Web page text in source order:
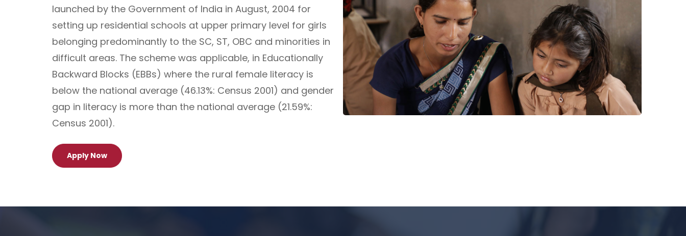
launched by the Government of India in August, 2004 for
setting up residential schools at upper primary level for girls
belonging predominantly to the SC, ST, OBC and minorities in
difficult areas. The scheme was applicable, in Educationally
Backward Blocks (EBBs) where the rural female literacy is
below the national average (46.13%: Census 2001) and gender
gap in literacy is more than the national average (21.59%:
Census 2001).
Apply Now